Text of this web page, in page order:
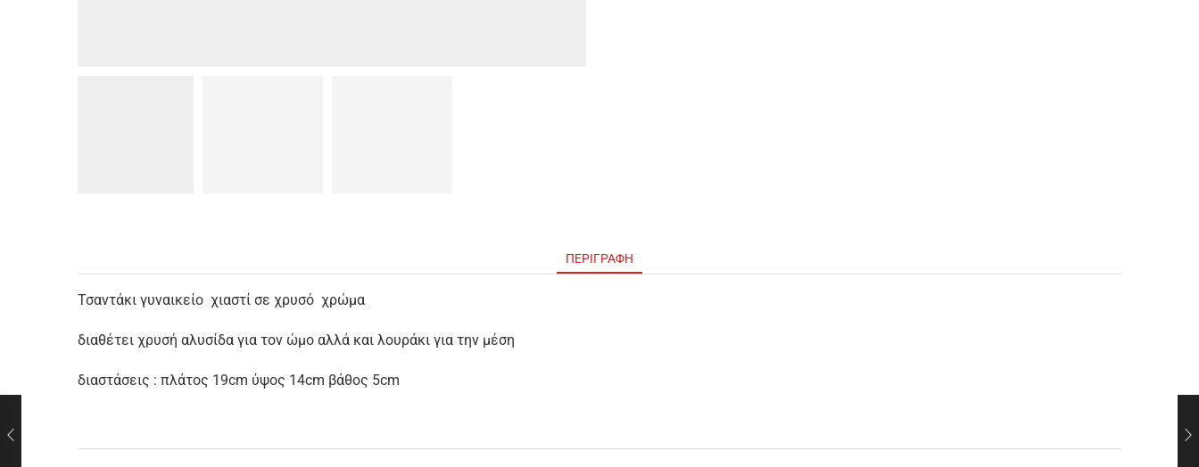
ΠΕΡΙΓΡΑΦΉ
Τσαντάκι γυναικείο χιαστί σε χρυσό χρώμα
διαθέτει χρυσή αλυσίδα για τον ώμο αλλά και λουράκι για την μέση
διαστάσεις : πλάτος 19cm ύψος 14cm βάθος 5cm